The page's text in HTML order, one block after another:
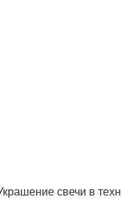
свечи в